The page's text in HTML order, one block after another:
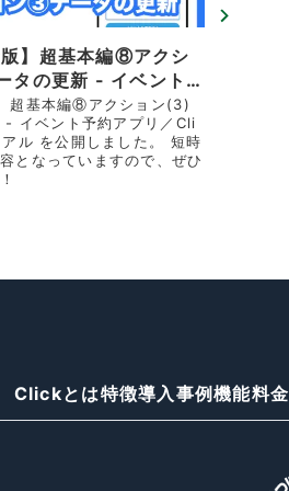
】超基本編⑧アクシ
タの更新 - イベント
Clickチュートリアル
た
超基本編⑧アクション(3)
- イベント予約アプリ／Cli
ル を公開しました。 短時
となっていますので、ぜひ
Clickとは特徴導入事例機能料金